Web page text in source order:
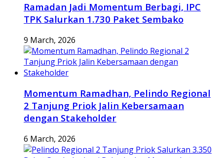
Ramadan Jadi Momentum Berbagi, IPC
TPK Salurkan 1.730 Paket Sembako
9 March, 2026
Momentum Ramadhan, Pelindo Regional
2 Tanjung Priok Jalin Kebersamaan
dengan Stakeholder
6 March, 2026